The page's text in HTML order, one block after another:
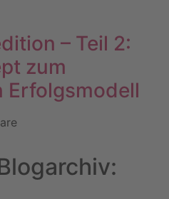
– Teil 2:
zum